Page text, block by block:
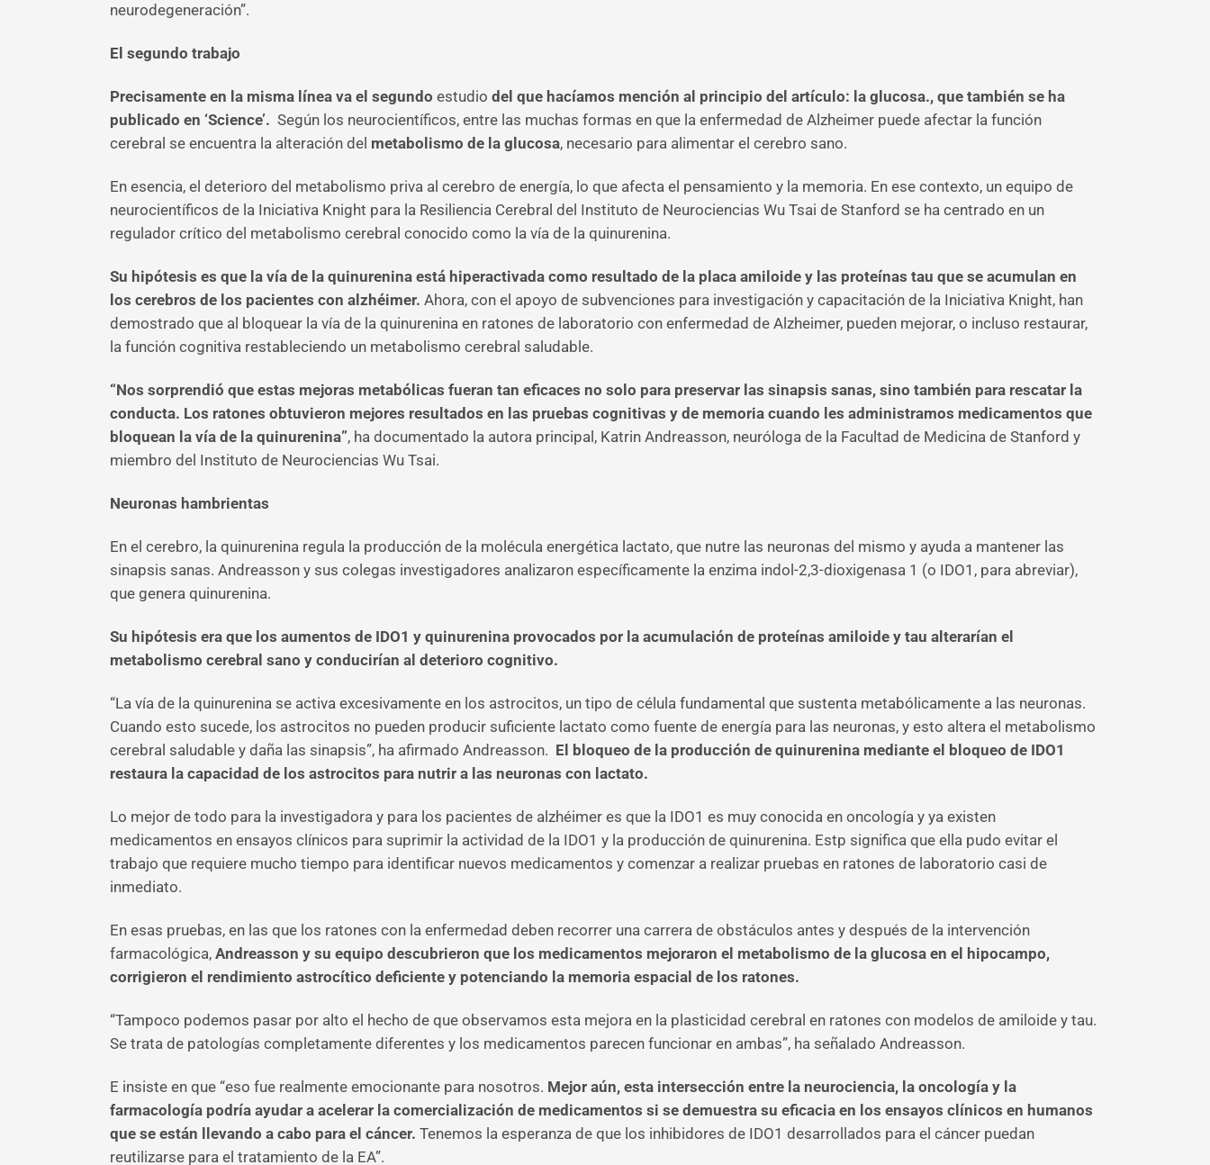
neurodegeneración”.
El segundo trabajo
Precisamente en la misma línea va el segundo estudio del que hacíamos mención al principio del artículo: la glucosa., que también se ha
publicado en ‘Science’. Según los neurocientíficos, entre las muchas formas en que la enfermedad de Alzheimer puede afectar la función
cerebral se encuentra la alteración del metabolismo de la glucosa, necesario para alimentar el cerebro sano.
En esencia, el deterioro del metabolismo priva al cerebro de energía, lo que afecta el pensamiento y la memoria. En ese contexto, un equipo de
neurocientíficos de la Iniciativa Knight para la Resiliencia Cerebral del Instituto de Neurociencias Wu Tsai de Stanford se ha centrado en un
regulador crítico del metabolismo cerebral conocido como la vía de la quinurenina.
Su hipótesis es que la vía de la quinurenina está hiperactivada como resultado de la placa amiloide y las proteínas tau que se acumulan en
los cerebros de los pacientes con alzhéimer. Ahora, con el apoyo de subvenciones para investigación y capacitación de la Iniciativa Knight, han
demostrado que al bloquear la vía de la quinurenina en ratones de laboratorio con enfermedad de Alzheimer, pueden mejorar, o incluso restaurar,
la función cognitiva restableciendo un metabolismo cerebral saludable.
“Nos sorprendió que estas mejoras metabólicas fueran tan eficaces no solo para preservar las sinapsis sanas, sino también para rescatar la
conducta. Los ratones obtuvieron mejores resultados en las pruebas cognitivas y de memoria cuando les administramos medicamentos que
bloquean la vía de la quinurenina”, ha documentado la autora principal, Katrin Andreasson, neuróloga de la Facultad de Medicina de Stanford y
miembro del Instituto de Neurociencias Wu Tsai.
Neuronas hambrientas
En el cerebro, la quinurenina regula la producción de la molécula energética lactato, que nutre las neuronas del mismo y ayuda a mantener las
sinapsis sanas. Andreasson y sus colegas investigadores analizaron específicamente la enzima indol-2,3-dioxigenasa 1 (o IDO1, para abreviar),
que genera quinurenina.
Su hipótesis era que los aumentos de IDO1 y quinurenina provocados por la acumulación de proteínas amiloide y tau alterarían el
metabolismo cerebral sano y conducirían al deterioro cognitivo.
“La vía de la quinurenina se activa excesivamente en los astrocitos, un tipo de célula fundamental que sustenta metabólicamente a las neuronas.
Cuando esto sucede, los astrocitos no pueden producir suficiente lactato como fuente de energía para las neuronas, y esto altera el metabolismo
cerebral saludable y daña las sinapsis”, ha afirmado Andreasson. El bloqueo de la producción de quinurenina mediante el bloqueo de IDO1
restaura la capacidad de los astrocitos para nutrir a las neuronas con lactato.
Lo mejor de todo para la investigadora y para los pacientes de alzhéimer es que la IDO1 es muy conocida en oncología y ya existen
medicamentos en ensayos clínicos para suprimir la actividad de la IDO1 y la producción de quinurenina. Estp significa que ella pudo evitar el
trabajo que requiere mucho tiempo para identificar nuevos medicamentos y comenzar a realizar pruebas en ratones de laboratorio casi de
inmediato.
En esas pruebas, en las que los ratones con la enfermedad deben recorrer una carrera de obstáculos antes y después de la intervención
farmacológica, Andreasson y su equipo descubrieron que los medicamentos mejoraron el metabolismo de la glucosa en el hipocampo,
corrigieron el rendimiento astrocítico deficiente y potenciando la memoria espacial de los ratones.
“Tampoco podemos pasar por alto el hecho de que observamos esta mejora en la plasticidad cerebral en ratones con modelos de amiloide y tau.
Se trata de patologías completamente diferentes y los medicamentos parecen funcionar en ambas”, ha señalado Andreasson.
E insiste en que “eso fue realmente emocionante para nosotros. Mejor aún, esta intersección entre la neurociencia, la oncología y la
farmacología podría ayudar a acelerar la comercialización de medicamentos si se demuestra su eficacia en los ensayos clínicos en humanos
que se están llevando a cabo para el cáncer. Tenemos la esperanza de que los inhibidores de IDO1 desarrollados para el cáncer puedan
reutilizarse para el tratamiento de la EA”.